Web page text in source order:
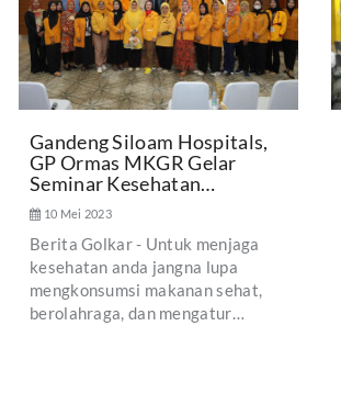
Gandeng Siloam Hospitals,
GP Ormas MKGR Gelar
Seminar Kesehatan…
10 Mei 2023
Berita Golkar - Untuk menjaga
kesehatan anda jangna lupa
mengkonsumsi makanan sehat,
berolahraga, dan mengatur…